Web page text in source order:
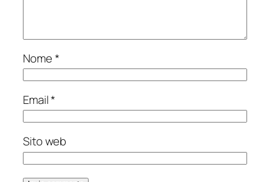
Nome*
Email*
Sito web